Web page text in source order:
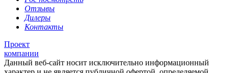
Отзывы
Дилеры
Контакты
Проект
компании
Данный веб-сайт носит исключительно информационный